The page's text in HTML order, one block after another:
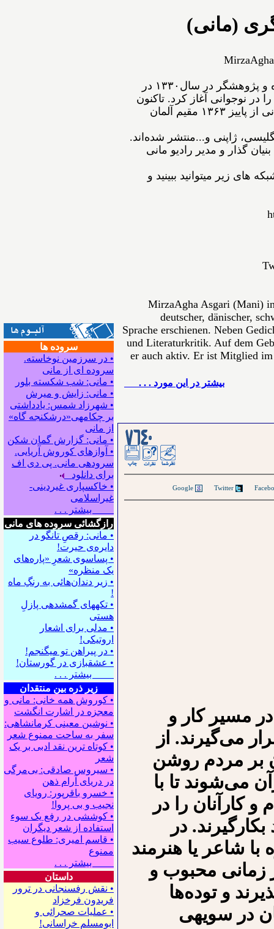
سروده ها
• در سرزمین نوخاسته.
سروده ای از مانی
• مانی: شب شکسته بلور
• مانی: زایش و میرش
• شهرزاد شمس: یادداشتی
بر چکامه‍ی«درشکنجه گاه»
از مانی
• مانی: گزارش گمان شکن
• آوازهای کوروش آریایی.
سروده‍ی مانی. پی دی اف
برای دانلود
• خاکسپاری غیردینی-
غیراسلامی
بیشتر . . .
رازگشائی سروده های مانی
• مانی: رقصِ تانگو در
دایره‌ی حیرت!
• پساسوی شعرِ «پاره‌های
یک منظره»
• زیر دندان‌هائی به رنگِ ماه
!
• تکه⁪های گمشده⁪ی پازلِ
هستی
• مدلی برای اشعار
اروتیکی!
• در پیراهن تو می⁪گنجم!
• عشقبازی در گورستان!
بیشتر . . .
زیر ذره بین منتقدان
• کوروش همه خانی: مانی و
معجزه در اشارت انگشت
• نوشین معینی کرمانشاهی:
سفر به ساحت ممنوع شعر
• کوتاه ترین نقد ادبی بر یک
شعر
• سیروس صادقی: بی‌مرگی
در دریای آرام ذهن
• خسرو باقرپور: ﺭوﻳﺎﻯ
ﻧﺠﻴﺐ ﻭ ﺑﻰ ﭘﺮﻭﺍ!
• کوششی در رفع یک سوء
استفاده از شعر دیگران
• قاسم امیری: طلوع سیب
ممنوع
بیشتر . . .
داستان
• نقش رفسنجانی در ترور
فریدون فرخزاد
• عملیات صحرائی و
ابومسلم خراسانی!
(مانی)
MirzaAgha
ﻣﻴﺮﺯﺍﺁﻗﺎﻋﺴگرﻯ(ﻣﺎﻧﻰ) شاعر، نویسنده و پژوهشگر ﺩﺭ ﺳﺎﻝ۱۳۳۰ در
ﺩﺭ ﻧﻮﺟﻮﺍﻧﻰ ﺁﻏﺎﺯ ﻛﺮﺩ. ﺗﺎﻛﻨﻮﻥ
۵۴ ﺟﻠﺪ ﺍﺯ ﺁﺛﺎﺭﺵ ﺑﻪ ﭼﺎﭖ ﺭﺳﻴﺪه‌اﻧﺪ. مانی از ﭘﺎﻳﻴﺰ ۱۳۶۳ مقیم ﺁﻟﻤﺎﻥ
ژاپنی و...ﻣﻨﺘﺸﺮ ﺷﺪﻩ⁯اند.
گذار و مدیر رادیو مانی
های زیر میتوانید ببینید و
MirzaAgha Asgari (Mani)
deutscher, dänischer,
Sprache erschienen. Neben
und Literaturkritik. Auf dem
er auch aktiv. Er ist Mitglied
بيشتر در این مورد . . .
Twitter
Google
مسیر کار و
می‌گیرند. از
بر مردم روشن
می‌شوند تا با
کارآنان را در
در
شاعر یا هنرمند
زمانی محبوب و
و توده‌ها
در سویه‍ی